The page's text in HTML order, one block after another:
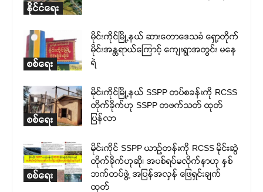
နိုင်ငံရေး
စစ်ရေး
မိုင်းကိုင်မြို့နယ် ဆားတောဒေသခံ ရှော့တိုက်
မိုင်းအန္တရာယ်ကြောင့် ကျေးရွာအတွင်း မနေ
ရဲ
စစ်ရေး
မိုင်းကိုင်မြို့နယ် SSPP တပ်စခန်းကို RCSS
တိုက်ခိုက်ဟု SSPP တဖက်သတ် ထုတ်
ပြန်လာ
စစ်ရေး
မိုင်းကိုင် SSPP ယာဉ်တန်းကို RCSS မိုင်းဆွဲ
တိုက်ခိုက်ဟုဆို၊ အပစ်ရပ်မလိုက်နာဟု နှစ်
ဘက်တပ်ဖွဲ့ အပြန်အလှန် ဖြေရှင်းချက်
ထုတ်